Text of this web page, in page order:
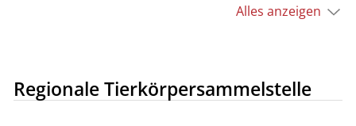
Alles anzeigen
Regionale Tierkörpersammelstelle